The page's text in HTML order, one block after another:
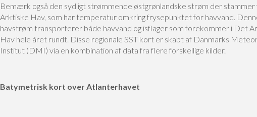
Bemærk også den sydligt strømmende østgrønlandske strøm der
Arktiske Hav, som har temperatur omkring frysepunktet for havvand.
havstrøm transporterer både havvand og isflager som forekommer i Det
Hav hele året rundt. Disse regionale SST kort er skabt af Danmarks
Institut (DMI) via en kombination af data fra flere forskellige kilder.
Batymetrisk kort over Atlanterhavet